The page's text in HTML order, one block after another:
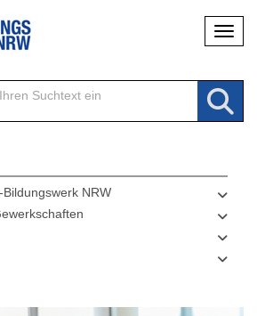
Bildungswerk NRW